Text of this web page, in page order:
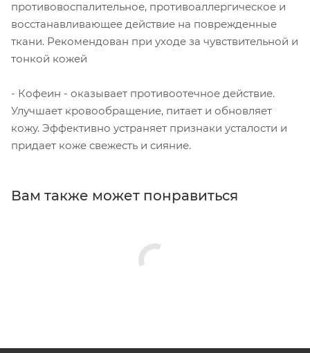
противовоспалительное, противоаллергическое и
восстанавливающее действие на поврежденные
ткани. Рекомендован при уходе за чувствительной и
тонкой кожей
- Кофеин - оказывает противоотечное действие.
Улучшает кровообращение, питает и обновляет
кожу. Эффективно устраняет признаки усталости и
придает коже свежесть и сияние.
Вам также может понравиться